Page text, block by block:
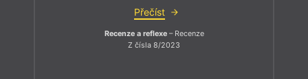
Přečíst
Recenze a reflexe– Recenze
Z čísla 8/2023